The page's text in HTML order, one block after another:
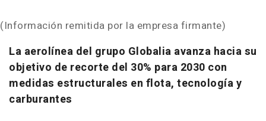
(Información remitida por la empresa firmante)
La aerolínea del grupo Globalia avanza hacia su
objetivo de recorte del 30% para 2030 con
medidas estructurales en flota, tecnología y
carburantes